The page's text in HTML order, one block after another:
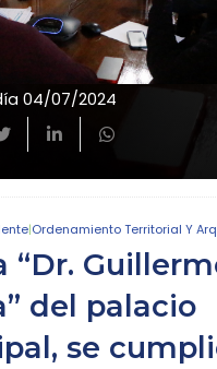
04/07/2024
|Ordenamiento Territorial Y
“Dr.
del palacio
se